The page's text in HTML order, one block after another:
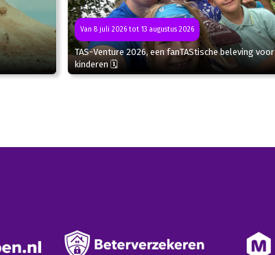
Van 8 juli 2026 tot 13 augustus 2026
TAS-Venture 2026, een fanTAStische beleving voor
kinderen 🗓